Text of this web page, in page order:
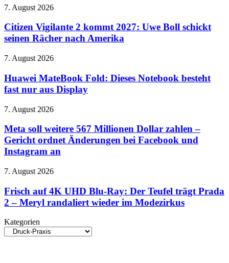
„Conan
Must
Go“
22.
Citizen
2
kommt
2027:
Boll
seinen
Rächer
Amerika
7. August 2026
Citizen Vigilante 2 kommt 2027: Uwe Boll schickt
seinen Rächer nach Amerika
Huawei
Fold:
Dieses
Notebook
fast
aus
Display
7. August 2026
Huawei MateBook Fold: Dieses Notebook besteht
fast nur aus Display
Meta
weitere
567
Millionen
Dollar
–
ordnet
Änderungen
Facebook
und
Instagram
7. August 2026
Meta soll weitere 567 Millionen Dollar zahlen –
Gericht ordnet Änderungen bei Facebook und
Instagram an
Frisch
4K
UHD
Blu-
Der
Teufel
7. August 2026
Frisch auf 4K UHD Blu-Ray: Der Teufel trägt Prada
2 – Meryl randaliert wieder im Modezirkus
Kategorien
Kategorien